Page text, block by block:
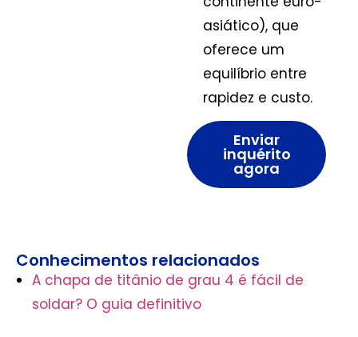
asiático), que
oferece um
equilíbrio entre
rapidez e custo.
Enviar
inquérito
agora
Conhecimentos relacionados
A chapa de titânio de grau 4 é fácil de
soldar? O guia definitivo